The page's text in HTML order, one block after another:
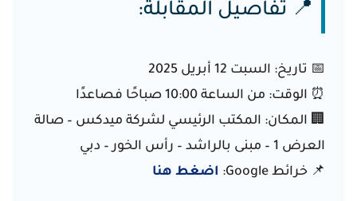
📍 تفاصيل المقابلة:
📅 تاريخ: السبت 12 أبريل 2025
⏰ الوقت: من الساعة 10:00 صباحًا فصاعدًا
🏢 المكان: المكتب الرئيسي لشركة ميدكس – صالة
العرض 1 – مبنى بالراشد – رأس الخور – دبي
📌 خرائط Google: اضغط هنا